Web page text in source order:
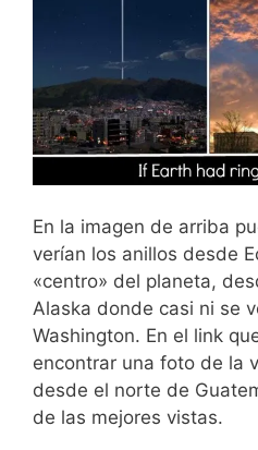
En la imagen de arriba
verían los anillos desde
«centro» del planeta,
Alaska donde casi ni se
Washington. En el link
encontrar una foto de la
desde el norte de
de las mejores vistas.